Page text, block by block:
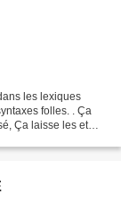
les lexiques
folles. . Ça
Ça laisse les et